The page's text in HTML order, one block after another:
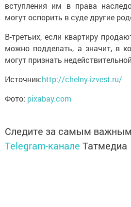
вступления им в права
могут оспорить в суде другие
В-третьих, если квартиру
можно подделать, а значит, в
могут признать
Источник:http://chelny-izvest.ru/
Фото: pixabay.com
Следите за самым
Telegram-канале Татмедиа